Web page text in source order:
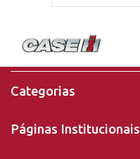
Categorias
Páginas Institucionais